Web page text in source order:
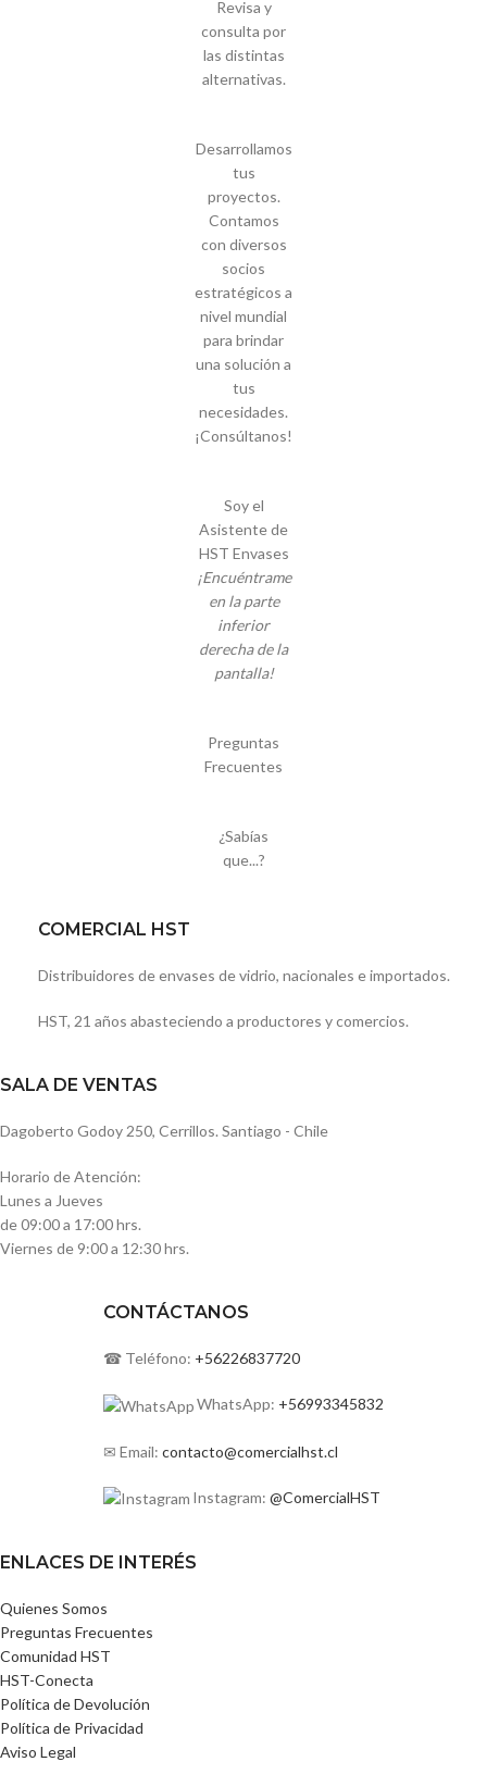
Revisa y
consulta por
las distintas
alternativas.
Desarrollamos
tus
proyectos.
Contamos
con diversos
socios
estratégicos a
nivel mundial
para brindar
una solución a
tus
necesidades.
¡Consúltanos!
Soy el
Asistente de
HST Envases
¡Encuéntrame
en la parte
inferior
derecha de la
pantalla!
Preguntas
Frecuentes
¿Sabías
que...?
COMERCIAL HST
Distribuidores de envases de vidrio, nacionales e importados.
HST, 21 años abasteciendo a productores y comercios.
SALA DE VENTAS
Dagoberto Godoy 250, Cerrillos. Santiago - Chile
Horario de Atención:
Lunes a Jueves
de 09:00 a 17:00 hrs.
Viernes de 9:00 a 12:30 hrs.
CONTÁCTANOS
☎ Teléfono: +56226837720
WhatsApp: +56993345832
✉ Email: contacto@comercialhst.cl
Instagram: @ComercialHST
ENLACES DE INTERÉS
Quienes Somos
Preguntas Frecuentes
Comunidad HST
HST-Conecta
Política de Devolución
Política de Privacidad
Aviso Legal